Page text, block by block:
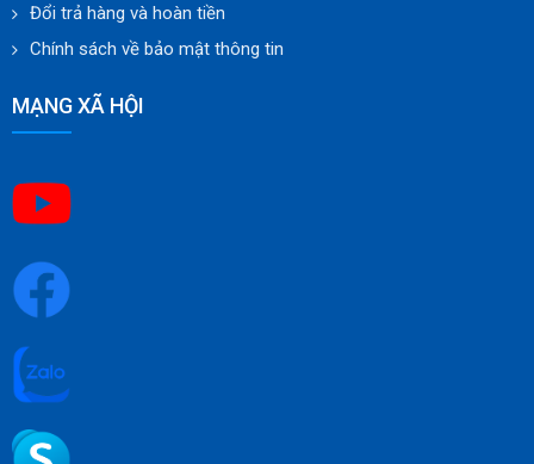
Đổi trả hàng và hoàn tiền
Chính sách về bảo mật thông tin
MẠNG XÃ HỘI